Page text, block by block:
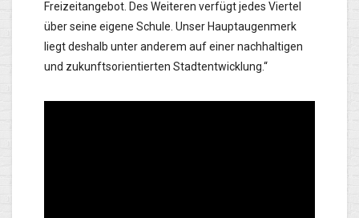
Freizeitangebot. Des Weiteren verfügt jedes Viertel
über seine eigene Schule. Unser Hauptaugenmerk
liegt deshalb unter anderem auf einer nachhaltigen
und zukunftsorientierten Stadtentwicklung.“